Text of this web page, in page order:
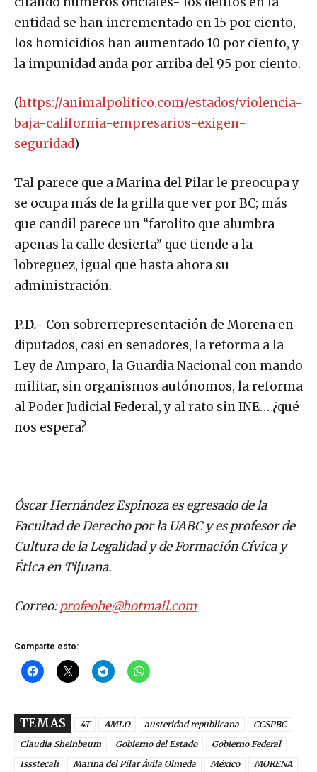
citando números oficiales- los delitos en la
entidad se han incrementado en 15 por ciento,
los homicidios han aumentado 10 por ciento, y
la impunidad anda por arriba del 95 por ciento.
(https://animalpolitico.com/estados/violencia-
baja-california-empresarios-exigen-
seguridad)
Tal parece que a Marina del Pilar le preocupa y
se ocupa más de la grilla que ver por BC; más
que candil parece un “farolito que alumbra
apenas la calle desierta” que tiende a la
lobreguez, igual que hasta ahora su
administración.
P.D.- Con sobrerrepresentación de Morena en
diputados, casi en senadores, la reforma a la
Ley de Amparo, la Guardia Nacional con mando
militar, sin organismos autónomos, la reforma
al Poder Judicial Federal, y al rato sin INE… ¿qué
nos espera?
Óscar Hernández Espinoza es egresado de la
Facultad de Derecho por la UABC y es profesor de
Cultura de la Legalidad y de Formación Cívica y
Ética en Tijuana.
Correo:profeohe@hotmail.com
Comparte esto:
TEMAS 4T AMLO austeridad republicana
CCSPBC
Claudia Sheinbaum
Gobierno del Estado
Gobierno Federal